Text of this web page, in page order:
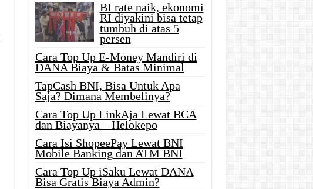
BI rate naik, ekonomi
RI diyakini bisa tetap
tumbuh di atas 5
persen
Cara Top Up E-Money Mandiri di
DANA Biaya & Batas Minimal
TapCash BNI, Bisa Untuk Apa
Saja? Dimana Membelinya?
Cara Top Up LinkAja Lewat BCA
dan Biayanya – Helokepo
Cara Isi ShopeePay Lewat BNI
Mobile Banking dan ATM BNI
Cara Top Up iSaku Lewat DANA
Bisa Gratis Biaya Admin?